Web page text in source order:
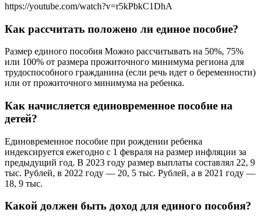
https://youtube.com/watch?v=r5kPbkC1DhA
Как рассчитать положено ли единое пособие?
Размер единого пособия Можно рассчитывать на 50%, 75%
или 100% от размера прожиточного минимума региона для
трудоспособного гражданина (если речь идет о беременности)
или от прожиточного минимума на ребенка.
Как начисляется единовременное пособие на
детей?
Единовременное пособие при рождении ребенка
индексируется ежегодно с 1 февраля на размер инфляции за
предыдущий год. В 2023 году размер выплаты составлял 22, 9
тыс. Рублей, в 2022 году — 20, 5 тыс. Рублей, а в 2021 году —
18, 9 тыс.
Какой должен быть доход для единого пособия?